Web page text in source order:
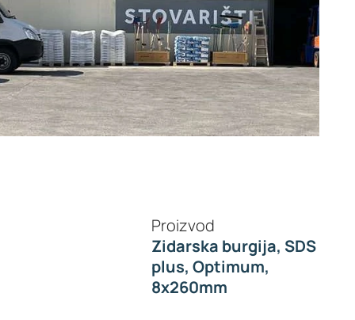
Proizvod
Zidarska burgija, SDS
plus, Optimum,
8x260mm